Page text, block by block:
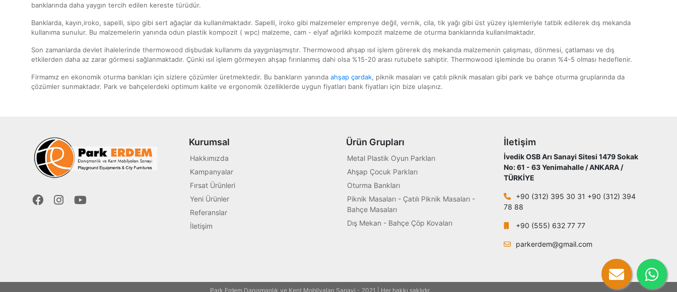
banklarında daha yaygın tercih edilen kereste türüdür.
Banklarda, kayın,iroko, sapelli, sipo gibi sert ağaçlar da kullanılmaktadır. Sapelli, iroko gibi malzemeler emprenye değil, vernik, cila, tik yağı gibi üst yüzey işlemleriyle tatbik edilerek dış mekanda
kullanıma sunulur. Bu malzemelerin yanında odun plastik kompozit ( wpc) malzeme, cam - elyaf ağırlıklı kompozit malzeme de oturma banklarında kullanılmaktadır.
Son zamanlarda devlet ihalelerinde thermowood dişbudak kullanımı da yaygınlaşmıştır. Thermowood ahşap ısıl işlem görerek dış mekanda malzemenin çalışması, dönmesi, çatlaması ve dış
etkilerden daha az zarar görmesi sağlanmaktadır. Çünki ısıl işlem görmeyen ahşap fırınlanmış dahi olsa %15-20 arası rutubete sahiptir. Thermowood işleminde bu oranın %4-5 olması hedeflenir.
Firmamız en ekonomik oturma bankları için sizlere çözümler üretmektedir. Bu bankların yanında ahşap çardak, piknik masaları ve çatılı piknik masaları gibi park ve bahçe oturma gruplarında da
çözümler sunmaktadır. Park ve bahçelerdeki optimum kalite ve ergonomik özelliklerde uygun fiyatları bank fiyatları için bize ulaşınız.
Kurumsal
Hakkımızda
Kampanyalar
Fırsat Ürünleri
Yeni Ürünler
Referanslar
İletişim
Ürün Grupları
Metal Plastik Oyun Parkları
Ahşap Çocuk Parkları
Oturma Bankları
Piknik Masaları - Çatılı Piknik Masaları -
Bahçe Masaları
Dış Mekan - Bahçe Çöp Kovaları
İletişim
İvedik OSB Arı Sanayi Sitesi 1479 Sokak
No: 61 - 63 Yenimahalle / ANKARA /
TÜRKİYE
+90 (312) 395 30 31 +90 (312) 394
78 88
+90 (555) 632 77 77
parkerdem@gmail.com
Park Erdem Danışmanlık ve Kent Mobilyaları Sanayi - 2021 | Her hakkı saklıdır.